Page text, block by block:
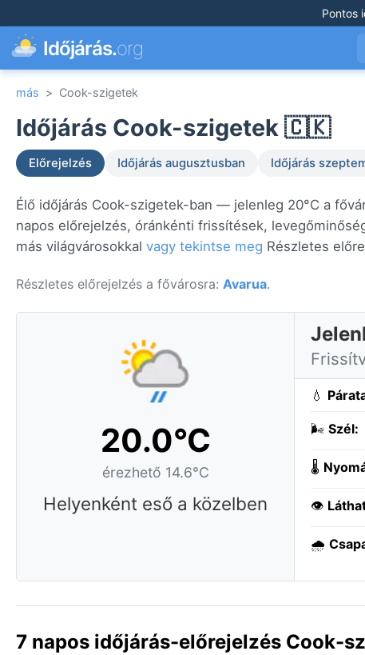
Pontos
Időjárás.org
más > Cook-szigetek
Időjárás Cook-szigetek 🇨🇰
Előrejelzés Időjárás augusztusban Időjárás
Élő időjárás Cook-szigetek-ban — jelenleg 20°C a
napos előrejelzés, óránkénti frissítések,
más világvárosokkal vagy tekintse meg Részletes
Részletes előrejelzés a fővárosra: Avarua.
20.0°C
érezhető 14.6°C
Helyenként eső a közelben
💧
🌬️ Szél:
🌡️
👁️
🌧️
7 napos időjárás-előrejelzés Cook-